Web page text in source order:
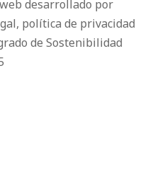
desarrollado por
política de privacidad
de Sostenibilidad